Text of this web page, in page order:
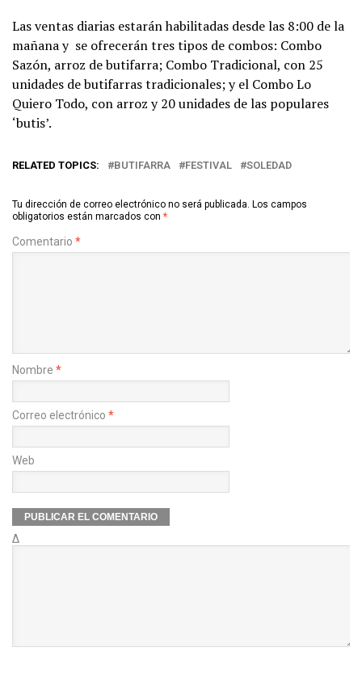
Las ventas diarias estarán habilitadas desde las 8:00 de la
mañana y se ofrecerán tres tipos de combos: Combo
Sazón, arroz de butifarra; Combo Tradicional, con 25
unidades de butifarras tradicionales; y el Combo Lo
Quiero Todo, con arroz y 20 unidades de las populares
‘butis’.
RELATED TOPICS: BUTIFARRA FESTIVAL SOLEDAD
Tu dirección de correo electrónico no será publicada. Los campos
obligatorios están marcados con *
Comentario *
Nombre *
Correo electrónico *
Web
Δ